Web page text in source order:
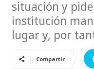
situación y
institución
lugar y, por
Compartir